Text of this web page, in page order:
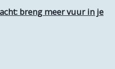
breng meer vuur in je